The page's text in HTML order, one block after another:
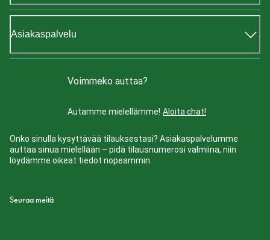
Asiakaspalvelu
Voimmeko auttaa?
Autamme mielellämme! Aloita chat!
Onko sinulla kysyttävää tilauksestasi? Asiakaspalvelumme
auttaa sinua mielellään – pidä tilausnumerosi valmiina, niin
löydämme oikeat tiedot nopeammin.
Seuraa meitä